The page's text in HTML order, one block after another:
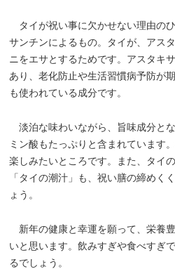
タイが祝い事に欠かせない理由の
サンチンによるもの。タイが、アス
ニをエサとするためです。アスタキ
あり、老化防止や生活習慣病予防が
も使われている成分です。
淡泊な味わいながら、旨味成分と
ミン酸もたっぷりと含まれています
楽しみたいところです。また、タイ
「タイの潮汁」も、祝い膳の締めく
ょう。
新年の健康と幸運を願って、栄養
いと思います。飲みすぎや食べすぎ
るでしょう。